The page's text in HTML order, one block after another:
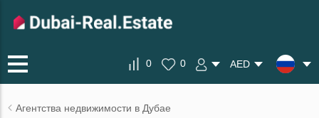
0 0 AED
Агентства недвижимости в Дубае